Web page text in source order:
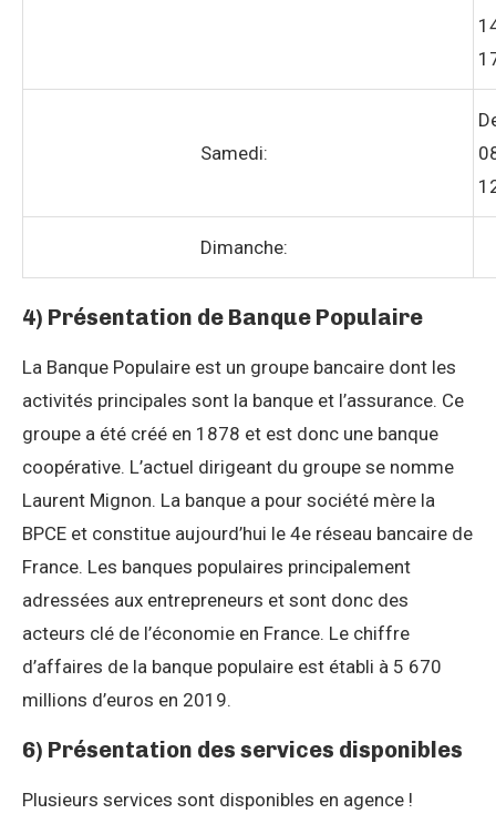
Samedi:
Dimanche:
4) Présentation de Banque Populaire
La Banque Populaire est un groupe bancaire dont les
activités principales sont la banque et l’assurance. Ce
groupe a été créé en 1878 et est donc une banque
coopérative. L’actuel dirigeant du groupe se nomme
Laurent Mignon. La banque a pour société mère la
BPCE et constitue aujourd’hui le 4e réseau bancaire de
France. Les banques populaires principalement
adressées aux entrepreneurs et sont donc des
acteurs clé de l’économie en France. Le chiffre
d’affaires de la banque populaire est établi à 5 670
millions d’euros en 2019.
6) Présentation des services disponibles
Plusieurs services sont disponibles en agence !